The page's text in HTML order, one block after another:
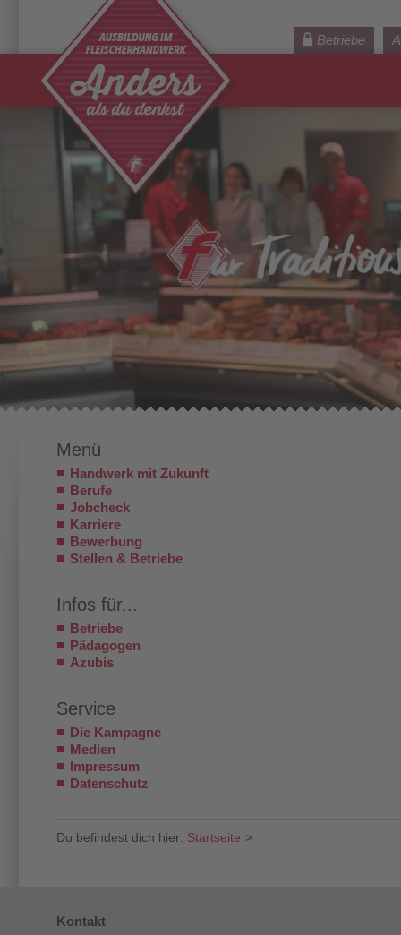
Betriebe
Menü
Handwerk mit Zukunft
Berufe
Jobcheck
Karriere
Bewerbung
Stellen & Betriebe
Infos für...
Betriebe
Pädagogen
Azubis
Service
Die Kampagne
Medien
Impressum
Datenschutz
Du befindest dich hier: Startseite >
Kontakt